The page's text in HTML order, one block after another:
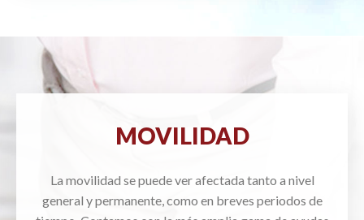
MOVILIDAD
La movilidad se puede ver afectada tanto a nivel
general y permanente, como en breves periodos de